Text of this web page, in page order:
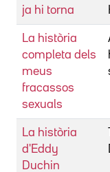
ja hi torna
La història
completa dels
meus
fracassos
sexuals
La història
d'Eddy
Duchin